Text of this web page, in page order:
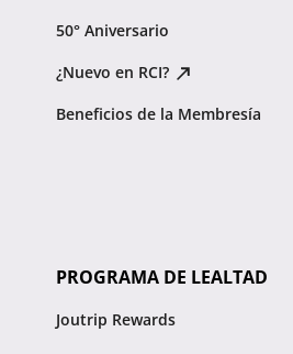
50° Aniversario
¿Nuevo en RCI?
Beneficios de la Membresía
PROGRAMA DE LEALTAD
Joutrip Rewards